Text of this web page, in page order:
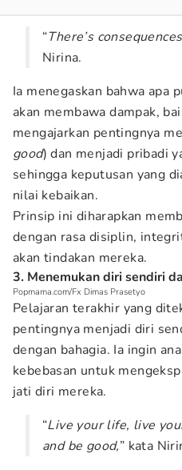
“There’s
Nirina.
Ia menegaskan bahwa apa
akan membawa dampak,
mengajarkan pentingnya
good) dan menjadi pribadi
sehingga keputusan yang
nilai kebaikan.
Prinsip ini diharapkan
dengan rasa disiplin,
akan tindakan mereka.
3. Menemukan diri sendiri
Popmama.com/Fx Dimas Prasetyo
Pelajaran terakhir yang
pentingnya menjadi diri
dengan bahagia. Ia ingin
kebebasan untuk
jati diri mereka.
“Live your life, live
and be good,” kata